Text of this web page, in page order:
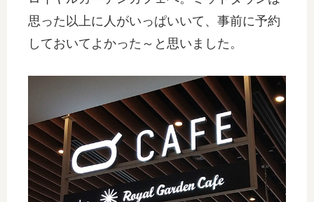
思った以上に人がいっぱいいて、事前に予約
しておいてよかった～と思いました。